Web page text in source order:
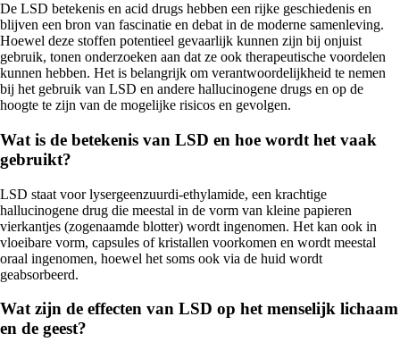
De LSD betekenis en acid drugs hebben een rijke geschiedenis en
blijven een bron van fascinatie en debat in de moderne samenleving.
Hoewel deze stoffen potentieel gevaarlijk kunnen zijn bij onjuist
gebruik, tonen onderzoeken aan dat ze ook therapeutische voordelen
kunnen hebben. Het is belangrijk om verantwoordelijkheid te nemen
bij het gebruik van LSD en andere hallucinogene drugs en op de
hoogte te zijn van de mogelijke risicos en gevolgen.
Wat is de betekenis van LSD en hoe wordt het vaak
gebruikt?
LSD staat voor lysergeenzuurdi-ethylamide, een krachtige
hallucinogene drug die meestal in de vorm van kleine papieren
vierkantjes (zogenaamde blotter) wordt ingenomen. Het kan ook in
vloeibare vorm, capsules of kristallen voorkomen en wordt meestal
oraal ingenomen, hoewel het soms ook via de huid wordt
geabsorbeerd.
Wat zijn de effecten van LSD op het menselijk lichaam
en de geest?